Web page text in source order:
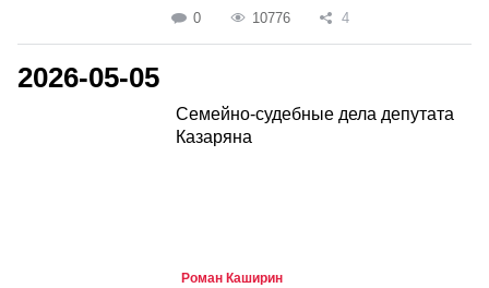
0 10776 4
2026-05-05
Семейно-судебные дела депутата
Казаряна
Роман Каширин